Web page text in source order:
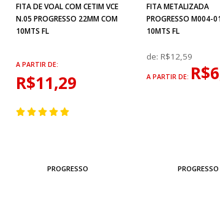
FITA DE VOAL COM CETIM VCE
N.05 PROGRESSO 22MM COM
10MTS FL
A PARTIR DE:
R$11,29
PROGRESSO
FITA METALIZADA
PROGRESSO M004-
10MTS FL
de: R$12,59
A PARTIR DE:
PROGRESSO